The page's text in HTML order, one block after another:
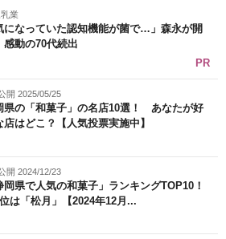
業
になっていた認知機能が菌で…」森永が開
感動の70代続出
PR
開 2025/05/25
県の「和菓子」の名店10選！ あなたが好
店はどこ？【人気投票実施中】
開 2024/12/23
岡県で人気の和菓子」ランキングTOP10！
は「松月」【2024年12月...